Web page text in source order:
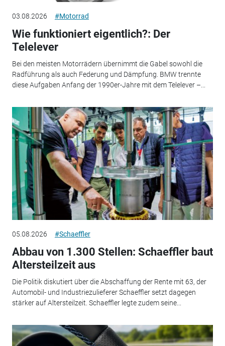
03.08.2026 #Motorrad
Wie funktioniert eigentlich?: Der
Telelever
Bei den meisten Motorrädern übernimmt die Gabel sowohl die
Radführung als auch Federung und Dämpfung. BMW trennte
diese Aufgaben Anfang der 1990er-Jahre mit dem Telelever –...
05.08.2026 #Schaeffler
Abbau von 1.300 Stellen: Schaeffler baut
Altersteilzeit aus
Die Politik diskutiert über die Abschaffung der Rente mit 63, der
Automobil- und Industriezulieferer Schaeffler setzt dagegen
stärker auf Altersteilzeit. Schaeffler legte zudem seine...